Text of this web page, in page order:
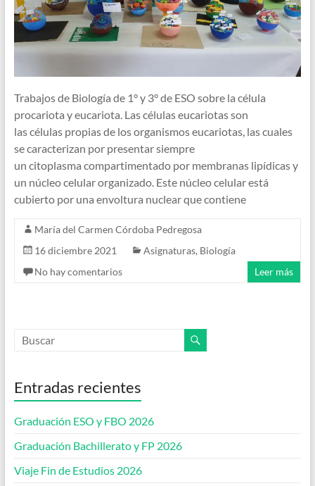
Trabajos de Biología de 1° y 3° de ESO sobre la célula
procariota y eucariota. Las células eucariotas son
las células propias de los organismos eucariotas, las cuales
se caracterizan por presentar siempre
un citoplasma compartimentado por membranas lipídicas y
un núcleo celular organizado. Este núcleo celular está
cubierto por una envoltura nuclear que contiene
María del Carmen Córdoba Pedregosa
16 diciembre 2021
Asignaturas, Biología
No hay comentarios
Leer más
Entradas recientes
Graduación ESO y FBO 2026
Graduación Bachillerato y FP 2026
Viaje Fin de Estudios 2026